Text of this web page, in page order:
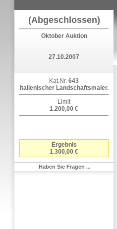
(Abgeschlossen)
Oktober Auktion
27.10.2007
Kat.Nr. 643
Italienischer Landschaftsmaler.
Limit
1.200,00 €
Ergebnis
1.300,00 €
Haben Sie Fragen ...